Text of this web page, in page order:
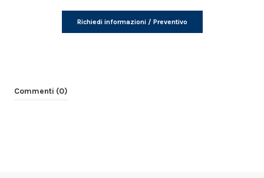
Richiedi informazioni / Preventivo
Commenti (0)